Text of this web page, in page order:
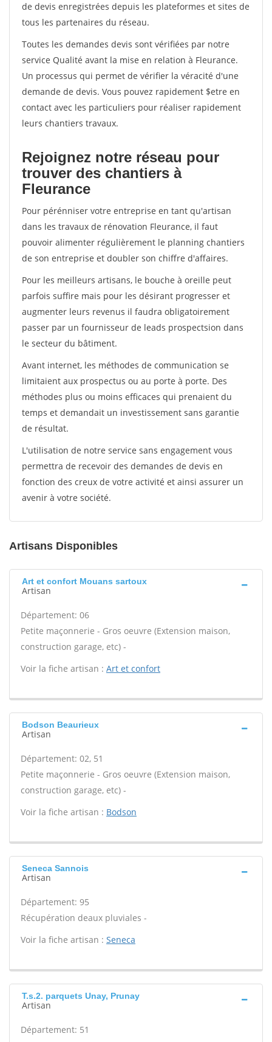
de devis enregistrées depuis les plateformes et sites de
tous les partenaires du réseau.
Toutes les demandes devis sont vérifiées par notre
service Qualité avant la mise en relation à Fleurance.
Un processus qui permet de vérifier la véracité d'une
demande de devis. Vous pouvez rapidement $etre en
contact avec les particuliers pour réaliser rapidement
leurs chantiers travaux.
Rejoignez notre réseau pour
trouver des chantiers à
Fleurance
Pour pérénniser votre entreprise en tant qu'artisan
dans les travaux de rénovation Fleurance, il faut
pouvoir alimenter régulièrement le planning chantiers
de son entreprise et doubler son chiffre d'affaires.
Pour les meilleurs artisans, le bouche à oreille peut
parfois suffire mais pour les désirant progresser et
augmenter leurs revenus il faudra obligatoirement
passer par un fournisseur de leads prospectsion dans
le secteur du bâtiment.
Avant internet, les méthodes de communication se
limitaient aux prospectus ou au porte à porte. Des
méthodes plus ou moins efficaces qui prenaient du
temps et demandait un investissement sans garantie
de résultat.
L'utilisation de notre service sans engagement vous
permettra de recevoir des demandes de devis en
fonction des creux de votre activité et ainsi assurer un
avenir à votre société.
Artisans Disponibles
Art et confort Mouans sartoux
Artisan
Département: 06
Petite maçonnerie - Gros oeuvre (Extension maison,
construction garage, etc) -
Voir la fiche artisan : Art et confort
Bodson Beaurieux
Artisan
Département: 02, 51
Petite maçonnerie - Gros oeuvre (Extension maison,
construction garage, etc) -
Voir la fiche artisan : Bodson
Seneca Sannois
Artisan
Département: 95
Récupération deaux pluviales -
Voir la fiche artisan : Seneca
T.s.2. parquets Unay, Prunay
Artisan
Département: 51